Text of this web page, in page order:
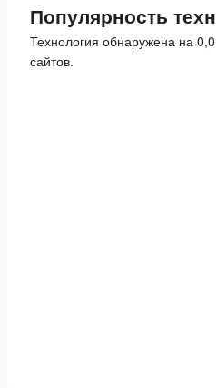
Популярность
Технология обнаружена на
сайтов.